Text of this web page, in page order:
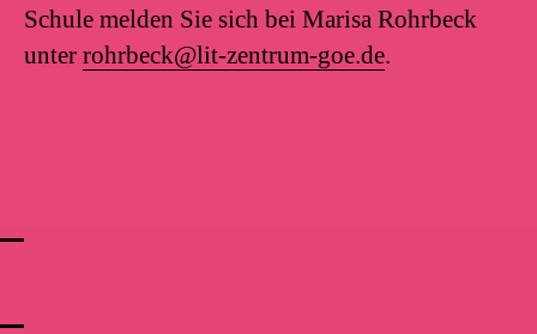
Schule melden Sie sich bei Marisa Rohrbeck
unter rohrbeck@lit-zentrum-goe.de.